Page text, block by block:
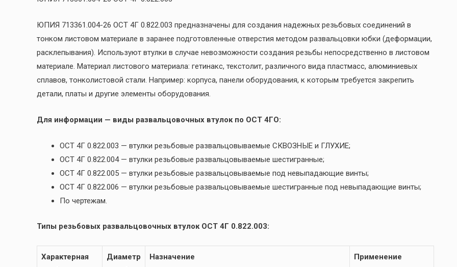
ЮПИЯ 713361.004-26 ОСТ 4Г 0.822.003 предназначены для создания надежных резьбовых соединений в
тонком листовом материале в заранее подготовленные отверстия методом развальцовки юбки (деформации,
расклепывания). Используют втулки в случае невозможности создания резьбы непосредственно в листовом
материале. Материал листового материала: гетинакс, текстолит, различного вида пластмасс, алюминиевых
сплавов, тонколистовой стали. Например: корпуса, панели оборудования, к которым требуется закрепить
детали, платы и другие элементы оборудования.
Для информации — виды развальцовочных втулок по ОСТ 4ГО:
ОСТ 4Г 0.822.003 — втулки резьбовые развальцовываемые СКВОЗНЫЕ и ГЛУХИЕ;
ОСТ 4Г 0.822.004 — втулки резьбовые развальцовываемые шестигранные;
ОСТ 4Г 0.822.005 — втулки резьбовые развальцовываемые под невыпадающие винты;
ОСТ 4Г 0.822.006 — втулки резьбовые развальцовываемые шестигранные под невыпадающие винты;
По чертежам.
Типы резьбовых развальцовочных втулок ОСТ 4Г 0.822.003:
Характерная
Диаметр
Назначение Применение